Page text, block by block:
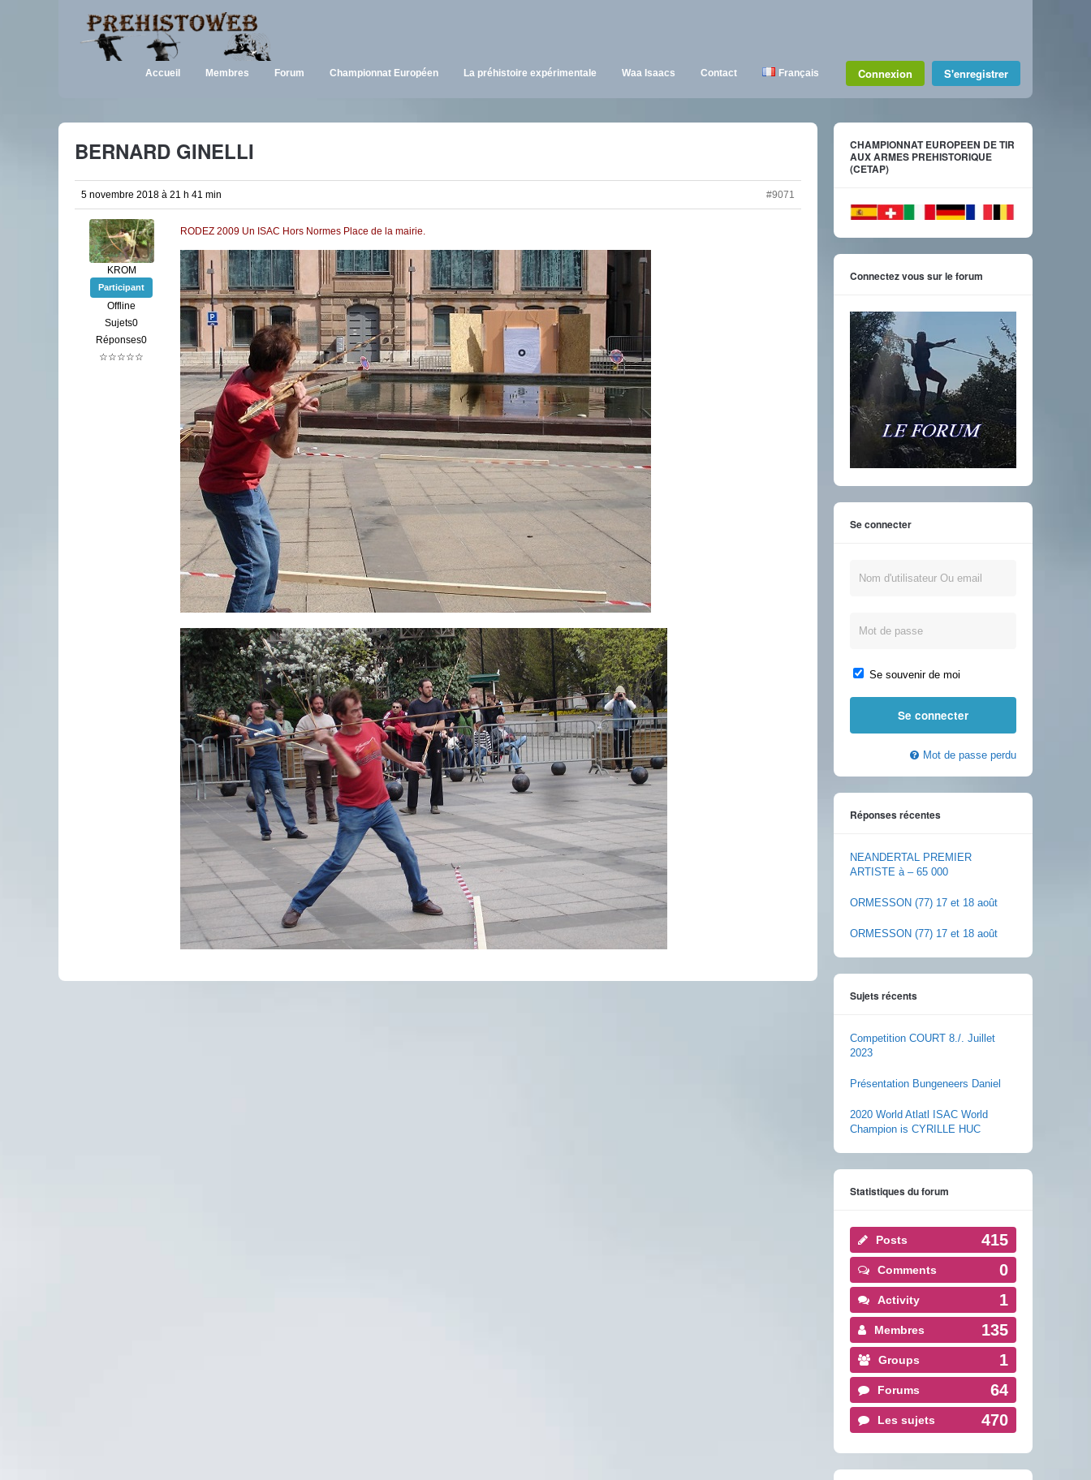
Accueil Membres Forum Championnat Européen La préhistoire expérimentale Waa Isaacs Contact Français Connexion S'enregistrer
BERNARD GINELLI
5 novembre 2018 à 21 h 41 min #9071
KROM
Participant
Offline
Sujets0
Réponses0
☆☆☆☆☆
RODEZ 2009 Un ISAC Hors Normes Place de la mairie.
CHAMPIONNAT EUROPEEN DE TIR
AUX ARMES PREHISTORIQUE
(CETAP)
Connectez vous sur le forum
Se connecter
Se souvenir de moi
Mot de passe perdu
Réponses récentes
NEANDERTAL PREMIER
ARTISTE à – 65 000
ORMESSON (77) 17 et 18 août
ORMESSON (77) 17 et 18 août
Sujets récents
Competition COURT 8./. Juillet
2023
Présentation Bungeneers Daniel
2020 World Atlatl ISAC World
Champion is CYRILLE HUC
Statistiques du forum
Posts 415
Comments 0
Activity 1
Membres 135
Groups 1
Forums 64
Les sujets 470